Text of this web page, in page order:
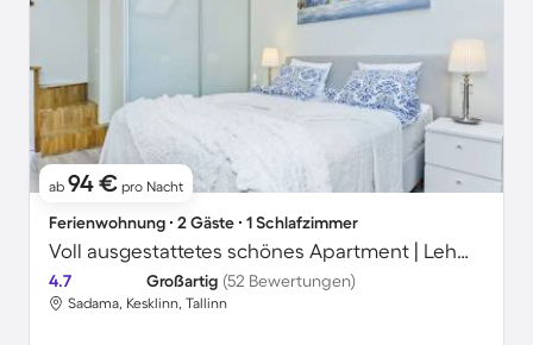
ab 94 € pro Nacht
Ferienwohnung ∙ 2 Gäste ∙ 1 Schlafzimmer
Voll ausgestattetes schönes Apartment | Lehmpforte-Nähe | Perfekt für die Arbeit von Zuhause
4.7 Großartig (52 Bewertungen)
Sadama, Kesklinn, Tallinn